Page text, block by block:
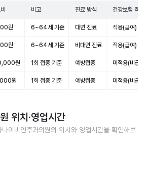
비고 진료 방식 건강보험 적용
원 6~64세 기준 대면 진료 적용(급여)
원 6~64세 기준 비대면 진료 적용(급여)
원 1회 접종 기준 예방접종 미적용(비급여)
원 1회 접종 기준 예방접종 미적용(비급여)
위치·영업시간
나이비인후과의원의 위치와 영업시간을 확인해보